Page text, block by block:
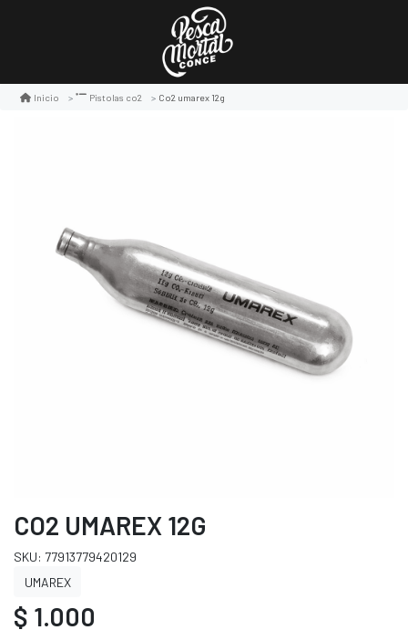
Inicio Pistolas co2 Co2 umarex 12g
CO2 UMAREX 12G
SKU: 77913779420129
UMAREX
$ 1.000